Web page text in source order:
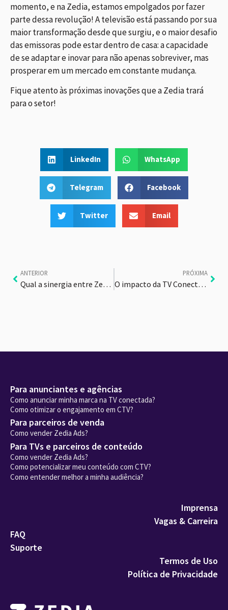
momento, e na Zedia, estamos empolgados por fazer
parte dessa revolução! A televisão está passando por sua
maior transformação desde que surgiu, e o maior desafio
das emissoras pode estar dentro de casa: a capacidade
de se adaptar e inovar para não apenas sobreviver, mas
prosperar em um mercado em constante mudança.
Fique atento às próximas inovações que a Zedia trará
para o setor!
LinkedIn WhatsApp
Telegram Facebook
Twitter Email
ANTERIOR
Qual a sinergia entre Zedia e TV 3.0?
PRÓXIMA
O impacto da TV Conectada em outros canais de anúncios
Para anunciantes e agências
Como anunciar minha marca na TV conectada?
Como otimizar o engajamento em CTV?
Para parceiros de venda
Como vender Zedia Ads?
Para TVs e parceiros de conteúdo
Como vender Zedia Ads?
Como potencializar meu conteúdo com CTV?
Como entender melhor a minha audiência?
Imprensa
Vagas & Carreira
FAQ
Suporte
Termos de Uso
Política de Privacidade